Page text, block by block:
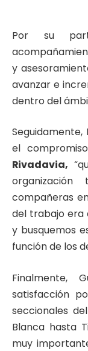
Por su
y
avanzar e
dentro del
el
Rivadavia,
compañeras
del trabajo era
y busquemos
función de los
Finalmente,
satisfacción
seccionales
Blanca hasta
muy